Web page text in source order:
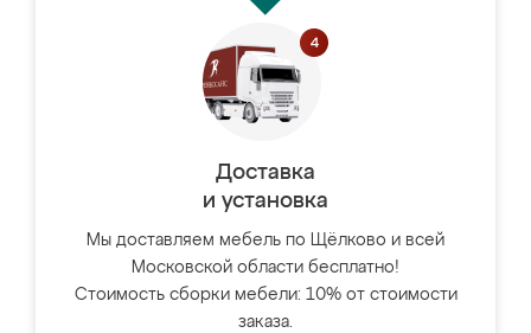
Доставка
и установка
Мы доставляем мебель по Щёлково и всей
Московской области бесплатно!
Стоимость сборки мебели: 10% от стоимости
заказа.